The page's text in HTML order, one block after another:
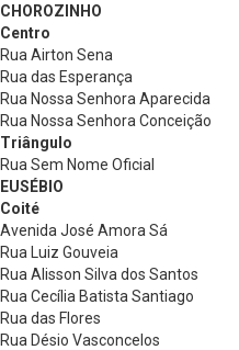
CHOROZINHO
Centro
Rua Airton Sena
Rua das Esperança
Rua Nossa Senhora Aparecida
Rua Nossa Senhora Conceição
Triângulo
Rua Sem Nome Oficial
EUSÉBIO
Coité
Avenida José Amora Sá
Rua Luiz Gouveia
Rua Alisson Silva dos Santos
Rua Cecília Batista Santiago
Rua das Flores
Rua Désio Vasconcelos